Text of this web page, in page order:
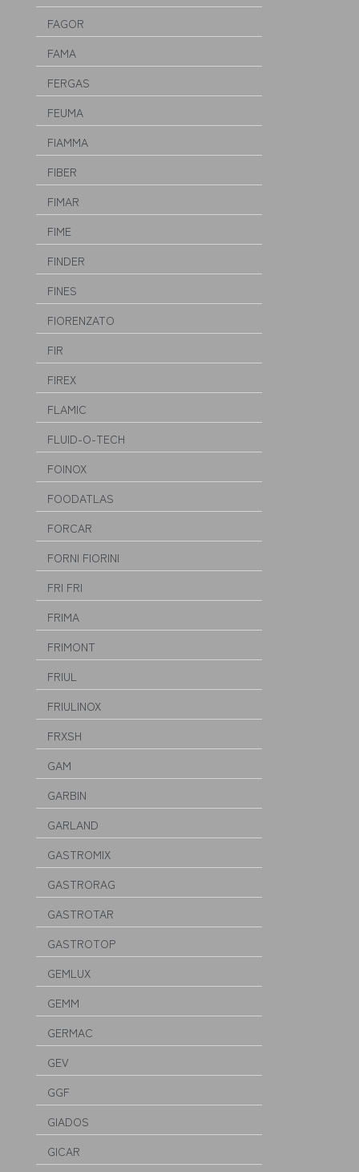
FAGOR
FAMA
FERGAS
FEUMA
FIAMMA
FIBER
FIMAR
FIME
FINDER
FINES
FIORENZATO
FIR
FIREX
FLAMIC
FLUID-O-TECH
FOINOX
FOODATLAS
FORCAR
FORNI FIORINI
FRI FRI
FRIMA
FRIMONT
FRIUL
FRIULINOX
FRXSH
GAM
GARBIN
GARLAND
GASTROMIX
GASTRORAG
GASTROTAR
GASTROTOP
GEMLUX
GEMM
GERMAC
GEV
GGF
GIADOS
GICAR